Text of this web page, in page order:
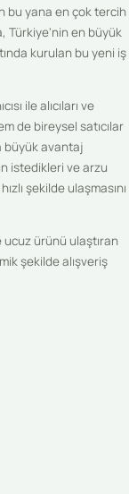
bu yana en çok tercih
Türkiye'nin en büyük
kurulan bu yeni iş
ile alıcıları ve
de bireysel satıcılar
büyük avantaj
istedikleri ve arzu
şekilde ulaşmasını
ürünü ulaştıran
şekilde alışveriş